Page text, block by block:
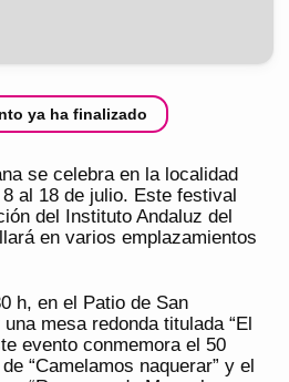
ya ha finalizado
se celebra en la localidad
al 18 de julio. Este festival
del Instituto Andaluz del
en varios emplazamientos
h, en el Patio de San
mesa redonda titulada “El
evento conmemora el 50
“Camelamos naquerar” y el